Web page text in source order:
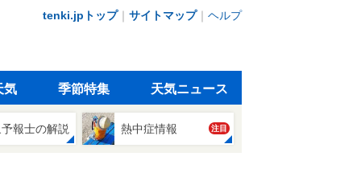
tenki.jpトップ｜ サイトマップ｜ ヘルプ
気 季節特集 天気ニュース
報士の解説 熱中症情報 注目